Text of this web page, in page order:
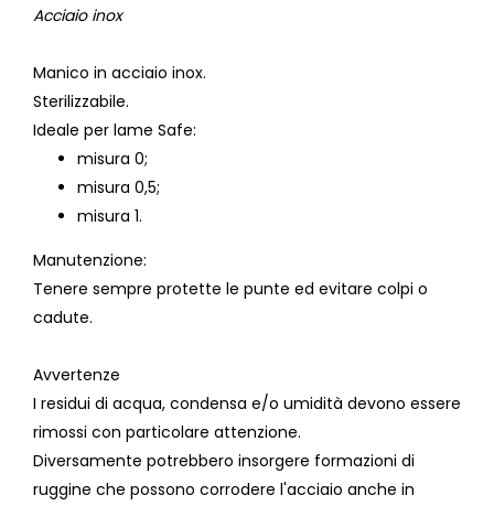
Acciaio inox
Manico in acciaio inox.
Sterilizzabile.
Ideale per lame Safe:
misura 0;
misura 0,5;
misura 1.
Manutenzione:
Tenere sempre protette le punte ed evitare colpi o
cadute.
Avvertenze
I residui di acqua, condensa e/o umidità devono essere
rimossi con particolare attenzione.
Diversamente potrebbero insorgere formazioni di
ruggine che possono corrodere l'acciaio anche in